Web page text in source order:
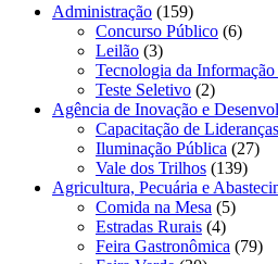
Administração (159)
Concurso Público (6)
Leilão (3)
Tecnologia da
Teste Seletivo (2)
Agência de Inovação e
Capacitação de Lideranças
Iluminação Pública (27)
Vale dos Trilhos (139)
Agricultura, Pecuária e
Comida na Mesa (5)
Estradas Rurais (4)
Feira Gastronômica (79)